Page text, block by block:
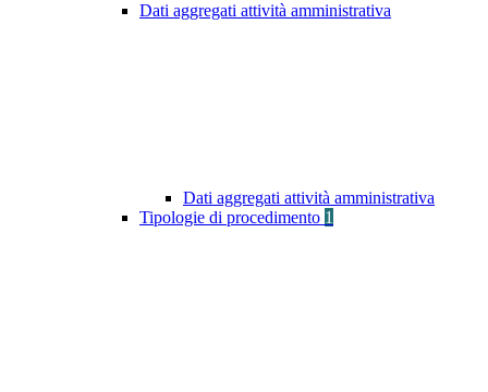
Dati aggregati attività amministrativa
Dati aggregati attività amministrativa
Tipologie di procedimento 1